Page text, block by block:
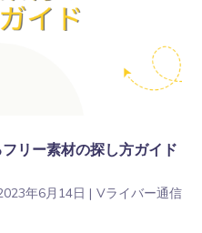
年6月14日 Vライバー通信
リー素材の探し方ガイド